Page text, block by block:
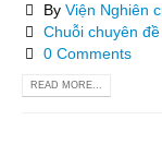
By Viện Nghiên
Chuỗi chuyên
0 Comments
READ MORE...